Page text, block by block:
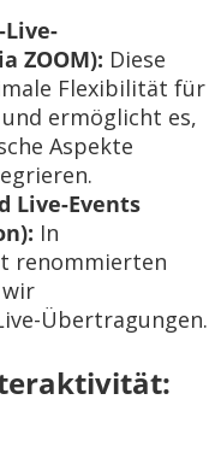
ZOOM): Diese
Flexibilität für
ermöglicht es,
Aspekte
Live-Events
In
renommierten
Übertragungen.